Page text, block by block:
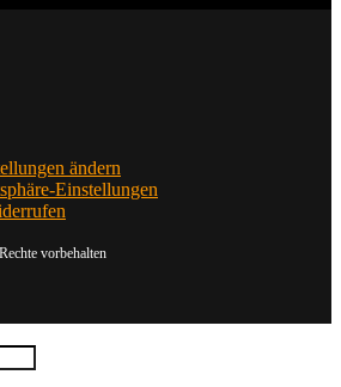
ändern
Einstellungen
vorbehalten